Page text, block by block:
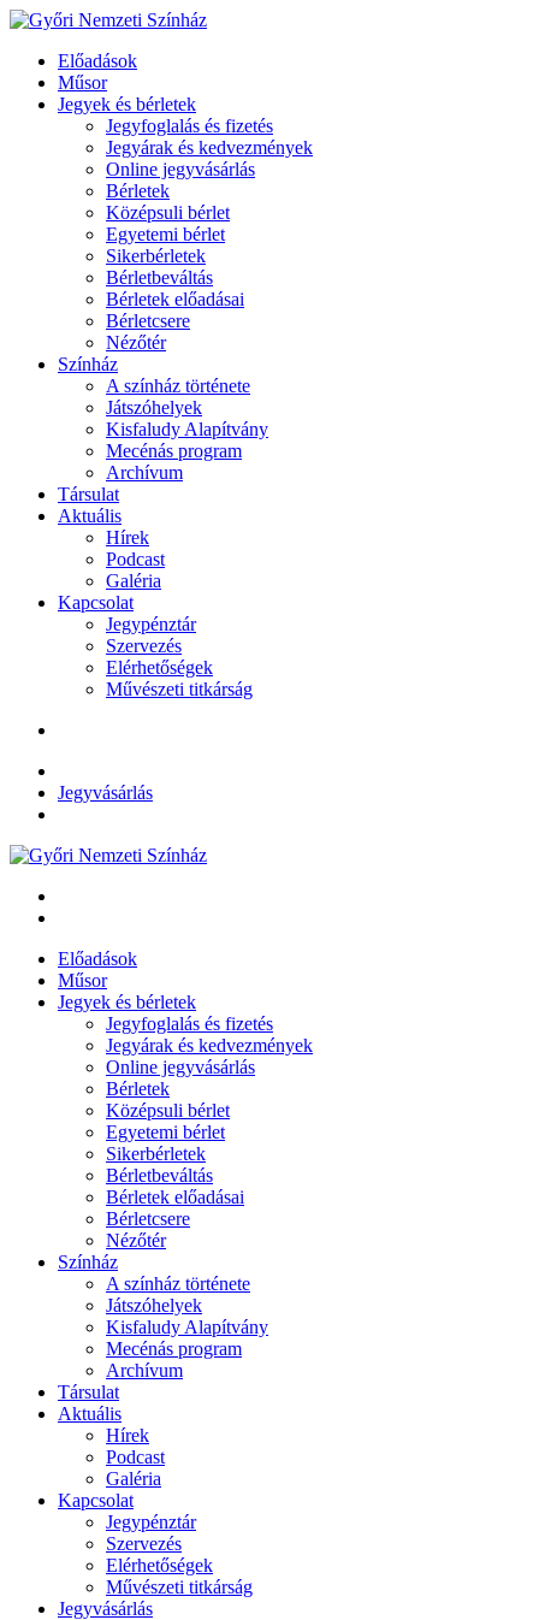
Előadások
Műsor
Jegyek és bérletek
Jegyfoglalás és fizetés
Jegyárak és kedvezmények
Online jegyvásárlás
Bérletek
Középsuli bérlet
Egyetemi bérlet
Sikerbérletek
Bérletbeváltás
Bérletek előadásai
Bérletcsere
Nézőtér
Színház
A színház története
Játszóhelyek
Kisfaludy Alapítvány
Mecénás program
Archívum
Társulat
Aktuális
Hírek
Podcast
Galéria
Kapcsolat
Jegypénztár
Szervezés
Elérhetőségek
Művészeti titkárság
Jegyvásárlás
Előadások
Műsor
Jegyek és bérletek
Jegyfoglalás és fizetés
Jegyárak és kedvezmények
Online jegyvásárlás
Bérletek
Középsuli bérlet
Egyetemi bérlet
Sikerbérletek
Bérletbeváltás
Bérletek előadásai
Bérletcsere
Nézőtér
Színház
A színház története
Játszóhelyek
Kisfaludy Alapítvány
Mecénás program
Archívum
Társulat
Aktuális
Hírek
Podcast
Galéria
Kapcsolat
Jegypénztár
Szervezés
Elérhetőségek
Művészeti titkárság
Jegyvásárlás